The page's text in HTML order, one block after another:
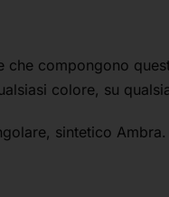
che compongono
colore, su
sintetico